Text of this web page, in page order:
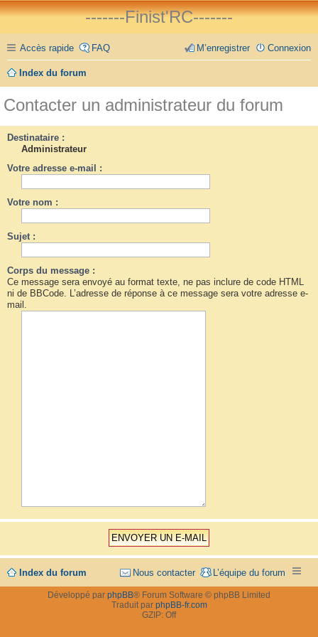
-------Finist'RC-------
Accès rapide FAQ Connexion
M’enregistrer
Index du forum
Contacter un administrateur du forum
Destinataire :
Administrateur
Votre adresse e-mail :
Votre nom :
Sujet :
Corps du message :
Ce message sera envoyé au format texte, ne pas inclure de code HTML
ni de BBCode. L’adresse de réponse à ce message sera votre adresse e-
mail.
Index du forum L’équipe du forum
Nous contacter
Développé par phpBB® Forum Software © phpBB Limited
Traduit par phpBB-fr.com
GZIP: Off